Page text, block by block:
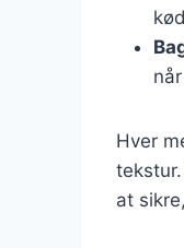
Hver
at